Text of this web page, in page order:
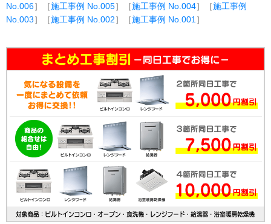
No.006］［施工事例 No.005］［施工事例 No.004］［施工事例
No.003］［施工事例 No.002］［施工事例 No.001 ］